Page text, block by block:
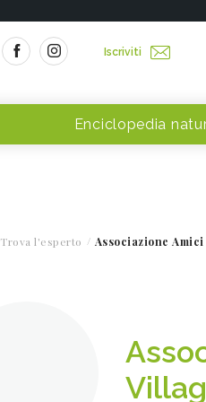
Iscriviti
Enciclopedia
Trova l'esperto Associazione